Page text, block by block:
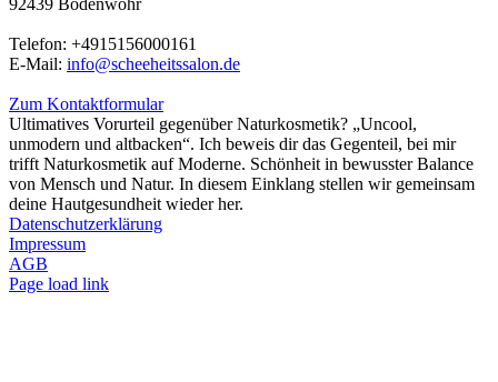
92439 Bodenwöhr
Telefon: +4915156000161
E-Mail: info@scheeheitssalon.de
Zum Kontaktformular
Ultimatives Vorurteil gegenüber Naturkosmetik? „Uncool,
unmodern und altbacken“. Ich beweis dir das Gegenteil, bei mir
trifft Naturkosmetik auf Moderne. Schönheit in bewusster Balance
von Mensch und Natur. In diesem Einklang stellen wir gemeinsam
deine Hautgesundheit wieder her.
Datenschutzerklärung
Impressum
AGB
Page load link